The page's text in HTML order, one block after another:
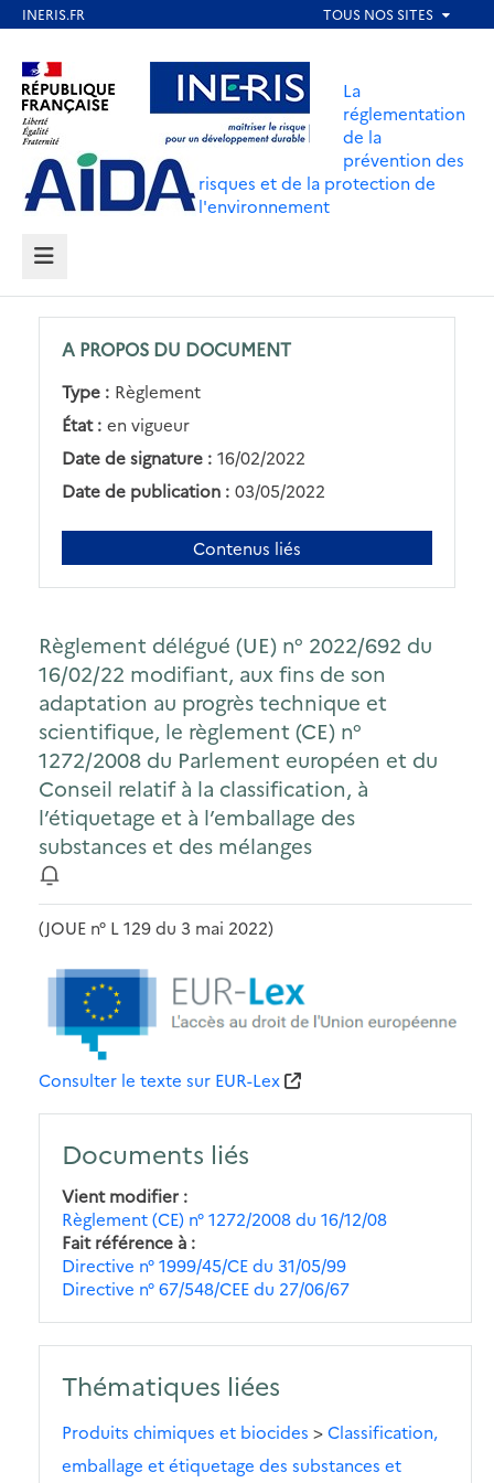
contenu
principal
Aller au contenu Aller au menu
Aller au pied de page
La
réglementation
de la
prévention des
risques et de la protection de
l'environnement
MENU
A PROPOS DU DOCUMENT
Type : Règlement
État : en vigueur
Date de signature : 16/02/2022
Date de publication : 03/05/2022
Contenus liés
Règlement délégué (UE) n° 2022/692 du
16/02/22 modifiant, aux fins de son
adaptation au progrès technique et
scientifique, le règlement (CE) n°
1272/2008 du Parlement européen et du
Conseil relatif à la classification, à
l’étiquetage et à l’emballage des
substances et des mélanges
(JOUE n° L 129 du 3 mai 2022)
Consulter le texte sur EUR-Lex
Documents liés
Vient modifier
Règlement (CE) n° 1272/2008 du 16/12/08
Fait référence à
Directive n° 1999/45/CE du 31/05/99
Directive n° 67/548/CEE du 27/06/67
Thématiques liées
Produits chimiques et biocides >Classification,
emballage et étiquetage des substances et